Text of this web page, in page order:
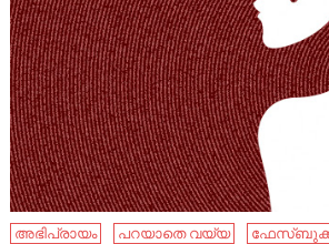
അഭിപ്രായം പറയാതെ വയ്യ